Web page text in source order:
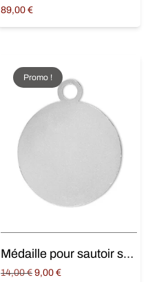
89,00 €
Choix des options
Promo !
Médaille pour sautoir sceau templier (argentée)
14,00€ Original
9,00 €Current